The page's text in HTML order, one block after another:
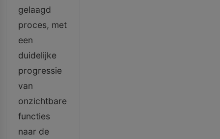
gelaagd
proces, met
een
duidelijke
progressie
van
onzichtbare
functies
naar de